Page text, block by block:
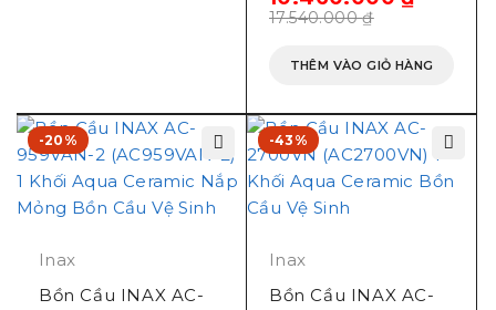
Hệ thống hai cửa xả đẩy mạnh mẽ
có áp lực nước thấp
Nước cấp: Nối trực tiếp từ đường ống nước
Mua bồn cầu Inax AC-
hãng ở đâu tại Hải
17.540.000₫
THÊM VÀO GIỎ HÀNG
-20%
Inax
Bồn Cầu INAX AC-
-43%
Inax
Bồn Cầu INAX AC-